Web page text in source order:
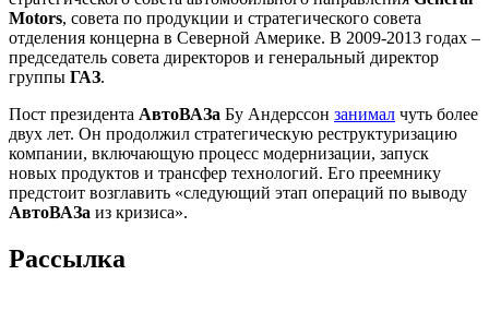
Motors, cовета по продукции и cтратегического cовета
отделения концерна в Северной Америке. В 2009-2013 годах –
председатель совета директоров и генеральный директор
группы ГАЗ.
Пост президента АвтоВАЗа Бу Андерссон занимал чуть более
двух лет. Он продолжил стратегическую реструктуризацию
компании, включающую процесс модернизации, запуск
новых продуктов и трансфер технологий. Его преемнику
предстоит возглавить «следующий этап операций по выводу
АвтоВАЗа из кризиса».
Рассылка